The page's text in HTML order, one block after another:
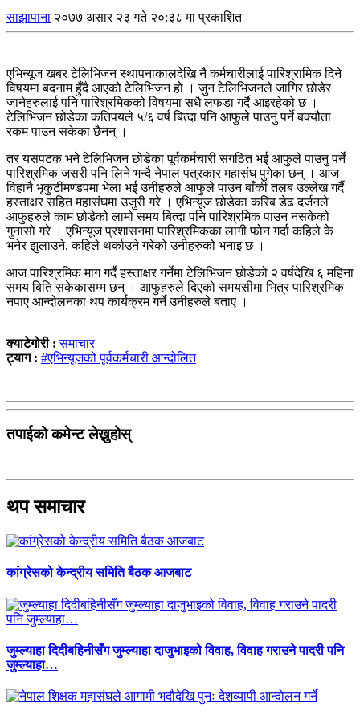
साझापाना २०७७ असार २३ गते २०:३८ मा प्रकाशित
एभिन्यूज खबर टेलिभिजन स्थापनाकालदेखि नै कर्मचारीलाई पारिश्रामिक दिने
विषयमा बदनाम हुँदै आएको टेलिभिजन हो । जुन टेलिभिजनले जागिर छोडेर
जानेहरुलाई पनि पारिश्रमिकको विषयमा सधै लफडा गर्दै आइरहेको छ ।
टेलिभिजन छोडेका कतिपयले ५/६ वर्ष बित्दा पनि आफुले पाउनु पर्ने बक्यौता
रकम पाउन सकेका छैनन् ।
तर यसपटक भने टेलिभिजन छोडेका पूर्वकर्मचारी संगठित भई आफुले पाउनु पर्ने
पारिश्रमिक जसरी पनि लिने भन्दै नेपाल पत्रकार महासंघ पुगेका छन् । आज
विहानै भृकुटीमण्डपमा भेला भई उनीहरुले आफुले पाउन बाँकी तलब उल्लेख गर्दै
हस्ताक्षर सहित महासंघमा उजुरी गरे । एभिन्यूज छोडेका करिब डेढ दर्जनले
आफुहरुले काम छोडेको लामो समय बित्दा पनि पारिश्रमिक पाउन नसकेको
गुनासो गरे । एभिन्यूज प्रशासनमा पारिश्रमिकका लागी फोन गर्दा कहिले के
भनेर झुलाउने, कहिले थर्काउने गरेको उनीहरुको भनाइ छ ।
आज पारिश्रमिक माग गर्दै हस्ताक्षर गर्नेमा टेलिभिजन छोडेको २ वर्षदेखि ६ महिना
समय बिति सकेकासम्म छन् । आफुहरुले दिएको समयसीमा भित्र पारिश्रमिक
नपाए आन्दोलनका थप कार्यक्रम गर्ने उनीहरुले बताए ।
क्याटेगोरी :समाचार
ट्याग : #एभिन्यूजको पूर्वकर्मचारी आन्दोलित
तपाईको कमेन्ट लेख्नुहोस्
थप समाचार
कांग्रेसको केन्द्रीय समिति बैठक आजबाट
जुम्ल्याहा दिदीबहिनीसँग जुम्ल्याहा दाजुभाइको विवाह, विवाह गराउने पादरी पनि
जुम्ल्याहा…